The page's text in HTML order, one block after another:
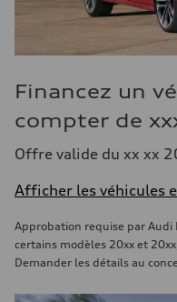
Financez un
compter de
Offre valide du xx xx
Afficher les véhicules
Approbation requise par Audi
certains modèles 20xx et
Demander les détails au